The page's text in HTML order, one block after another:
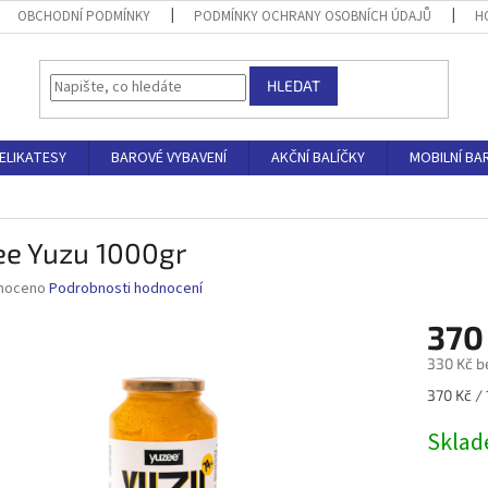
OBCHODNÍ PODMÍNKY PODMÍNKY OCHRANY OSOBNÍCH ÚDAJŮ
HLEDAT
BAROVÉ VYBAVENÍ AKČNÍ BALÍČKY MOBILNÍ
Yuzu 1000gr
Podrobnosti hodnocení
330 Kč
Měrná
370 Kč /